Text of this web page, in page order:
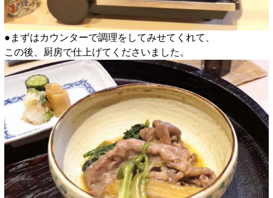
●まずはカウンターで調理をしてみせてくれて、
この後、厨房で仕上げてくださいました。